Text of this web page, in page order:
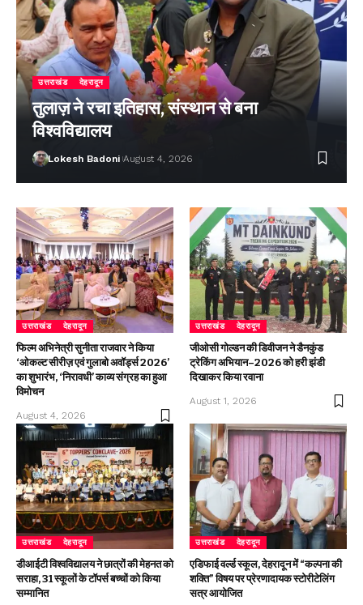
उत्तराखंड देहरादून
तुलाज़ ने रचा इतिहास, संस्थान से बना
विश्वविद्यालय
Lokesh Badoni August 4, 2026
उत्तराखंड देहरादून
फिल्म अभिनेत्री सुनीता राजवार ने किया
‘ओकल्ट सीरीज़ एवं गुलाबो अवॉर्ड्स 2026’
का शुभारंभ, ‘निरावधी’ काव्य संग्रह का हुआ
विमोचन
August 4, 2026
उत्तराखंड देहरादून
जीओसी गोल्डन की डिवीजन ने डैनकुंड
ट्रेकिंग अभियान–2026 को हरी झंडी
दिखाकर किया रवाना
August 1, 2026
उत्तराखंड देहरादून
डीआईटी विश्वविद्यालय ने छात्रों की मेहनत को
सराहा, 31 स्कूलों के टॉपर्स बच्चों को किया
सम्मानित
उत्तराखंड देहरादून
एडिफाई वर्ल्ड स्कूल, देहरादून में “कल्पना की
शक्ति” विषय पर प्रेरणादायक स्टोरीटेलिंग
सत्र आयोजित